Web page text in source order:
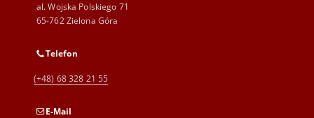
al. Wojska Polskiego 71
65-762 Zielona Góra
Telefon
(+48) 68 328 21 55
E-Mail